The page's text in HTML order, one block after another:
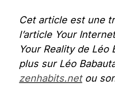
Cet article est une
l’article Your
Your Reality de Léo
plus sur Léo
zenhabits.net ou